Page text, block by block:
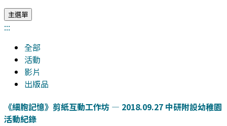
主選單
:::
全部
活動
影片
出版品
《細胞記憶》剪紙互動工作坊 — 2018.09.27 中研附設幼稚園
活動紀錄